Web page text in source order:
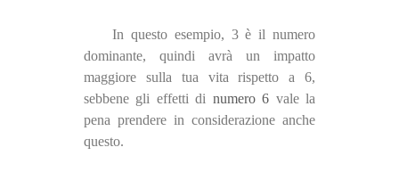
In questo esempio, 3 è il numero
dominante, quindi avrà un impatto
maggiore sulla tua vita rispetto a 6,
sebbene gli effetti di numero 6 vale la
pena prendere in considerazione anche
questo.